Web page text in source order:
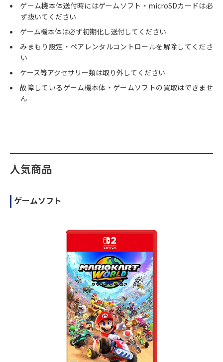
ゲーム機本体送付時にはゲームソフト・microSDカードは必
ず抜いてください
ゲーム機本体は必ず初期化し送付してください
みまもり設定・ペアレンタルコントロールを解除してくださ
い
ケース等アクセサリー類は取り外してください
故障しているゲーム機本体・ゲームソフトの買取はできませ
ん
人気商品
ゲームソフト